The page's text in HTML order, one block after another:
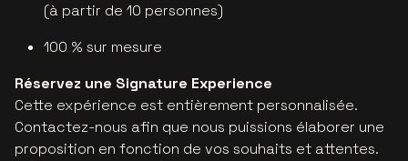
(à partir de 10 personnes)
100 % sur mesure
Réservez une Signature Experience
Cette expérience est entièrement personnalisée.
Contactez-nous afin que nous puissions élaborer une
proposition en fonction de vos souhaits et attentes.